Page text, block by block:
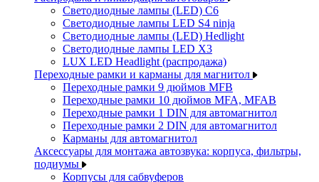
Светодиодные лампы (LED) C6
Светодиодные лампы LED S4 ninja
Светодиодные лампы (LED) Hedlight
Светодиодные лампы LED X3
LUX LED Headlight (распродажа)
Переходные рамки и карманы для магнитол
Переходные рамки 9 дюймов MFB
Переходные рамки 10 дюймов MFA, MFAB
Переходные рамки 1 DIN для автомагнитол
Переходные рамки 2 DIN для автомагнитол
Карманы для автомагнитол
Аксессуары для монтажа автозвука: корпуса, фильтры,
подиумы
Корпусы для сабвуферов